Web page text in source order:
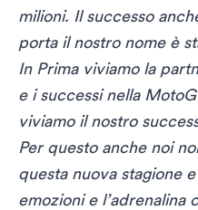
milioni. Il successo
porta il nostro nome è
In Prima viviamo la
e i successi nella
viviamo il nostro
Per questo anche noi
questa nuova stagione
emozioni e l’adrenalina